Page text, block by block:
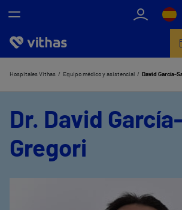
Nosotros
Equipo médico y asistencial
Hospitales Vithas Equipo médico y asistencial David García-
Dr. David
Gregori